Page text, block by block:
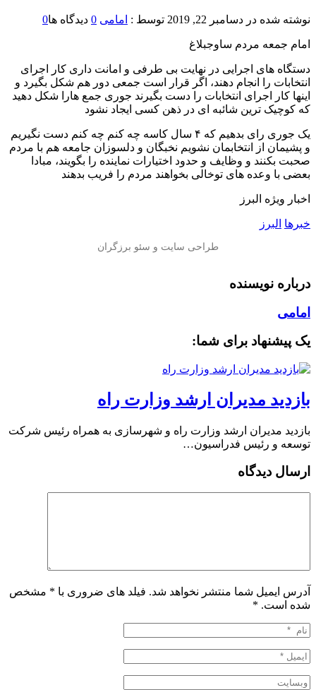
نوشته شده در دسامبر 22, 2019 توسط : امامی 0 دیدگاه ها0
امام جمعه مردم ساوجبلاغ
دستگاه های اجرایی در نهایت بی طرفی و امانت داری کار اجرای
انتخابات را انجام دهند، اگر قرار است جمعی دور هم شکل بگیرد و
اینها کار اجرای انتخابات را دست بگیرند جوری جمع هارا شکل دهید
که کوچیک ترین شائبه ای در ذهن کسی ایجاد نشود
یک جوری رای بدهیم که ۴ سال کاسه چه کنم چه کنم دست نگیریم
و پشیمان از انتخابمان نشویم نخبگان و دلسوزان جامعه هم با مردم
صحبت بکنند و وظایف و حدود اختیارات نماینده را بگویند، مبادا
بعضی با وعده های توخالی بخواهند مردم را فریب بدهند
اخبار ویژه البرز
خبرها البرز
درباره نویسنده
امامی
یک پیشنهاد برای شما:
بازدید مدیران ارشد وزارت راه
بازدید مدیران ارشد وزارت راه و شهرسازی به همراه رئیس شرکت
توسعه و رئیس فدراسیون…
ارسال دیدگاه
آدرس ایمیل شما منتشر نخواهد شد. فیلد های ضروری با * مشخص
شده است. *